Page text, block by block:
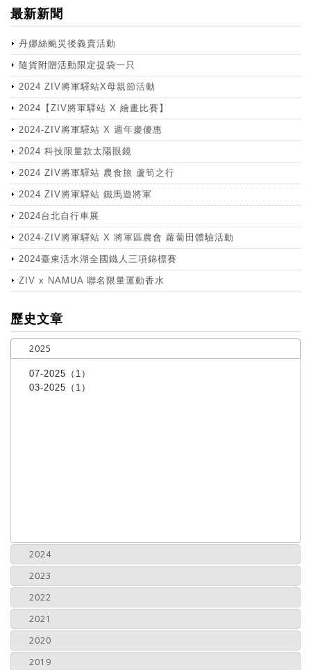
最新新聞
丹娜絲颱災後義賣活動
隨貨附贈活動限定提袋一只
2024 ZIV將軍驛站X母親節活動
2024【ZIV將軍驛站 X 繪畫比賽】
2024-ZIV將軍驛站 X 週年慶優惠
2024 科技限量款太陽眼鏡
2024 ZIV將軍驛站 農食旅 蘆筍之行
2024 ZIV將軍驛站 鐵馬遊將軍
2024台北自行車展
2024-ZIV將軍驛站 X 將軍區農會 蘿蔔田體驗活動
2024臺東活水湖全國鐵人三項錦標賽
ZIV x NAMUA 聯名限量運動香水
more
歷史文章
2025
07-2025（1）
03-2025（1）
2024
2023
2022
2021
2020
2019